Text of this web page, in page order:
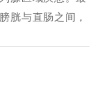
胱与直肠之间，